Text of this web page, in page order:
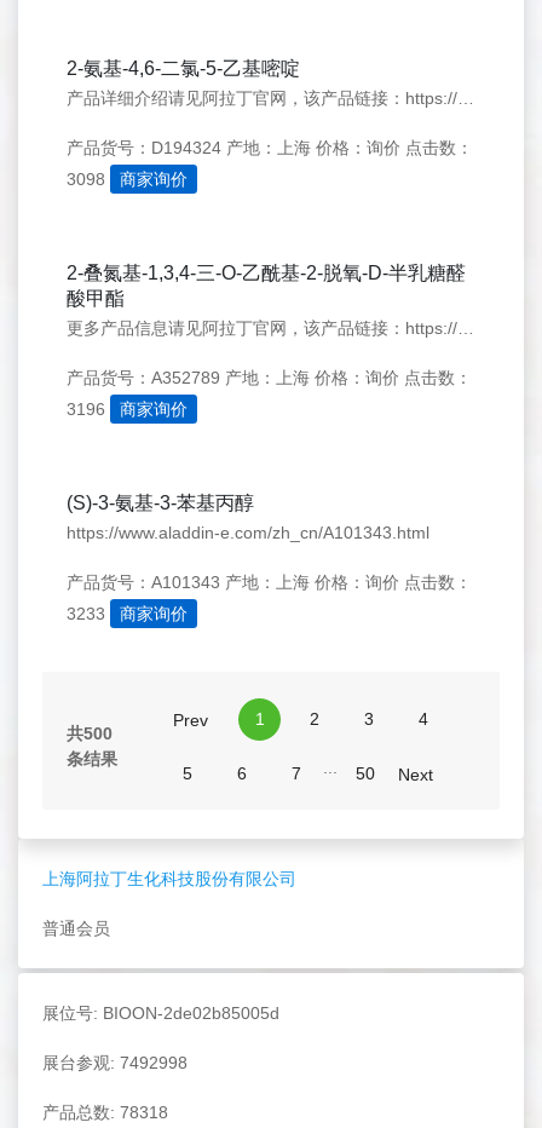
上海阿拉丁生化科技股份有限公司
普通会员
展位号: BIOON-2de02b85005d
展台参观: 7492998
产品总数: 78318
2-氨基-4,6-二氯-5-乙基嘧啶
产品货号：D194324 产地：上海 价格：询价 点击数：
3098
商家询价
2-叠氮基-1,3,4-三-O-乙酰基-2-脱氧-D-半乳糖醛
酸甲酯
产品货号：A352789 产地：上海 价格：询价 点击数：
3196
商家询价
(S)-3-氨基-3-苯基丙醇
https://www.aladdin-e.com/zh_cn/A101343.html
产品货号：A101343 产地：上海 价格：询价 点击数：
3233
商家询价
共500
条结果
Prev 1 2 3 4
5 6 7 50 Next